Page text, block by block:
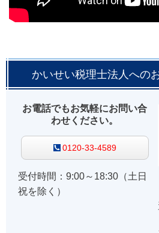
かいせい税理士法人への
お電話でもお気軽にお問い合
わせください。
0120-33-4589
受付時間：9:00～18:30（土日
祝を除く）